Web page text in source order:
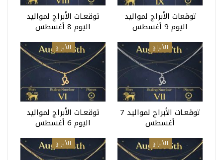
توقعات الأبراج لمواليد
اليوم 9 أغسطس
توقعـات الأبراج لمواليد
اليوم 8 أغسطس
الأبراج
توقعـات الأبراج لمواليد 7
أغسطس
الأبراج
توقعـات الأبراج لمواليد
اليوم 6 أغسطس
الأبراج الأبراج